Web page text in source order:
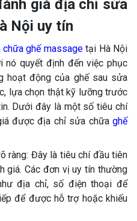
giá địa chỉ sửa
Nội uy tín
chữa ghế massagetại Hà Nội
nó quyết định đến việc phục
hoạt động của ghế sau sửa
lựa chọn thật kỹ lưỡng trước
Dưới đây là một số tiêu chí
được địa chỉ sửa chữa ghế
ràng: Đây là tiêu chí đầu tiên
giá. Các đơn vị uy tín thường
địa chỉ, số điện thoại để
để được hỗ trợ hoặc khiếu